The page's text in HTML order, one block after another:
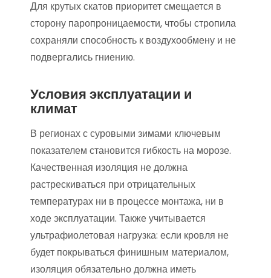
Для крутых скатов приоритет смещается в
сторону паропроницаемости, чтобы стропила
сохраняли способность к воздухообмену и не
подвергались гниению.
Условия эксплуатации и
климат
В регионах с суровыми зимами ключевым
показателем становится гибкость на морозе.
Качественная изоляция не должна
растрескиваться при отрицательных
температурах ни в процессе монтажа, ни в
ходе эксплуатации. Также учитывается
ультрафиолетовая нагрузка: если кровля не
будет покрываться финишным материалом,
изоляция обязательно должна иметь